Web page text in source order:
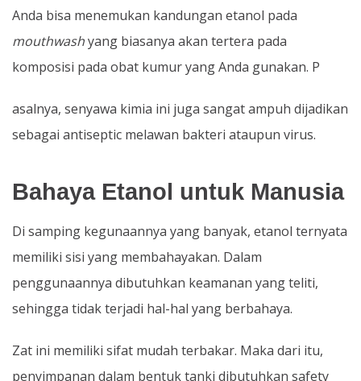
Anda bisa menemukan kandungan etanol pada
mouthwashyang biasanya akan tertera pada
komposisi pada obat kumur yang Anda gunakan. P
asalnya, senyawa kimia ini juga sangat ampuh dijadikan
sebagai antiseptic melawan bakteri ataupun virus.
Bahaya Etanol untuk Manusia
Di samping kegunaannya yang banyak, etanol ternyata
memiliki sisi yang membahayakan. Dalam
penggunaannya dibutuhkan keamanan yang teliti,
sehingga tidak terjadi hal-hal yang berbahaya.
Zat ini memiliki sifat mudah terbakar. Maka dari itu,
penyimpanan dalam bentuk tanki dibutuhkan safety